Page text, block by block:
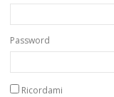
Password
Ricordami